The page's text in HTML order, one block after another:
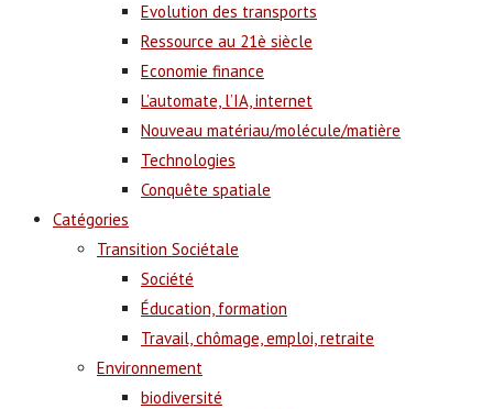
Evolution des transports
Ressource au 21è siècle
Economie finance
L’automate, l’IA, internet
Nouveau matériau/molécule/matière
Technologies
Conquête spatiale
Catégories
Transition Sociétale
Société
Éducation, formation
Travail, chômage, emploi, retraite
Environnement
biodiversité